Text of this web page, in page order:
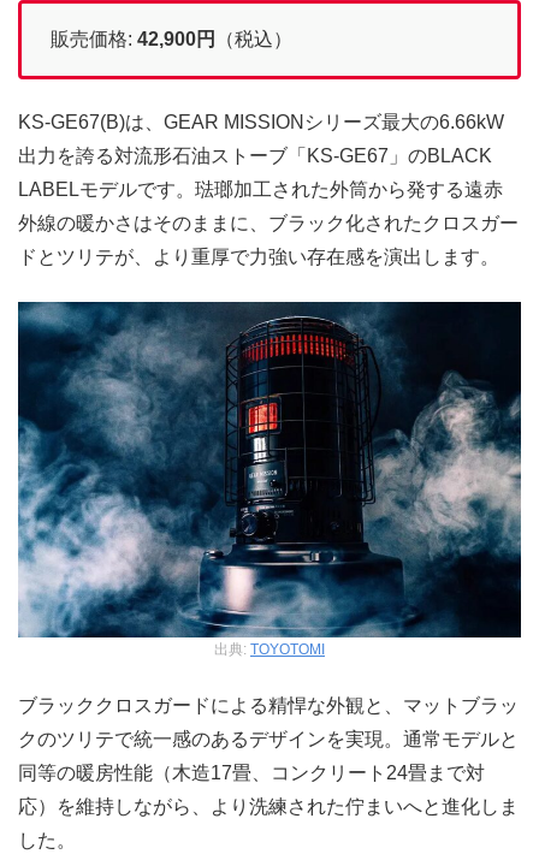
販売価格: 42,900円 （税込）
KS-GE67(B)は、GEAR MISSIONシリーズ最大の6.66kW
出力を誇る対流形石油ストーブ「KS-GE67」のBLACK
LABELモデルです。琺瑯加工された外筒から発する遠赤
外線の暖かさはそのままに、ブラック化されたクロスガー
ドとツリテが、より重厚で力強い存在感を演出します。
出典: TOYOTOMI
ブラッククロスガードによる精悍な外観と、マットブラッ
クのツリテで統一感のあるデザインを実現。通常モデルと
同等の暖房性能（木造17畳、コンクリート24畳まで対
応）を維持しながら、より洗練された佇まいへと進化しま
した。